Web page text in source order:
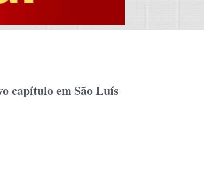
capítulo em São Luís